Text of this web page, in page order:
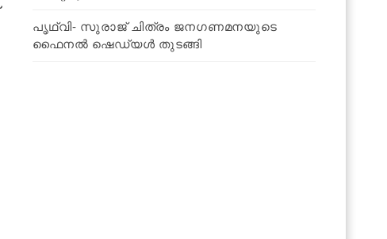
പൃഥ്വി- സുരാജ് ചിത്രം ജനഗണമനയുടെ
ഫൈനല്‍ ഷെഡ്യള്‍ തുടങ്ങി